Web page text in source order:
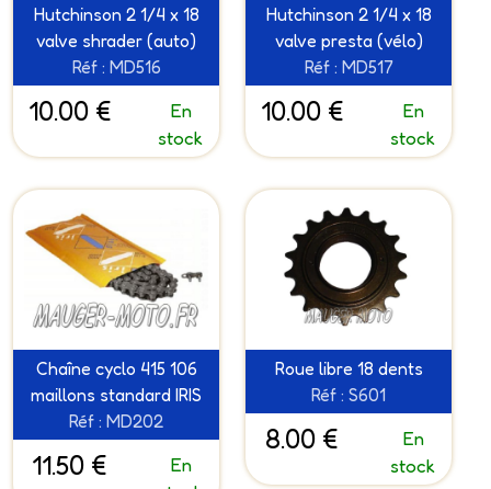
Hutchinson 2 1/4 x 18
valve shrader (auto)
Réf : MD516
10.00 €
En
stock
Hutchinson 2 1/4 x 18
valve presta (vélo)
Réf : MD517
10.00 €
En
stock
Chaîne cyclo 415 106
maillons standard IRIS
Réf : MD202
11.50 €
En
Roue libre 18 dents
Réf : S601
8.00 €
En
stock